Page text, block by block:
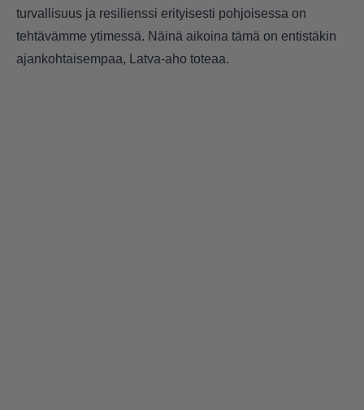
turvallisuus ja resilienssi erityisesti pohjoisessa on
tehtävämme ytimessä. Näinä aikoina tämä on entistäkin
ajankohtaisempaa, Latva-aho toteaa.